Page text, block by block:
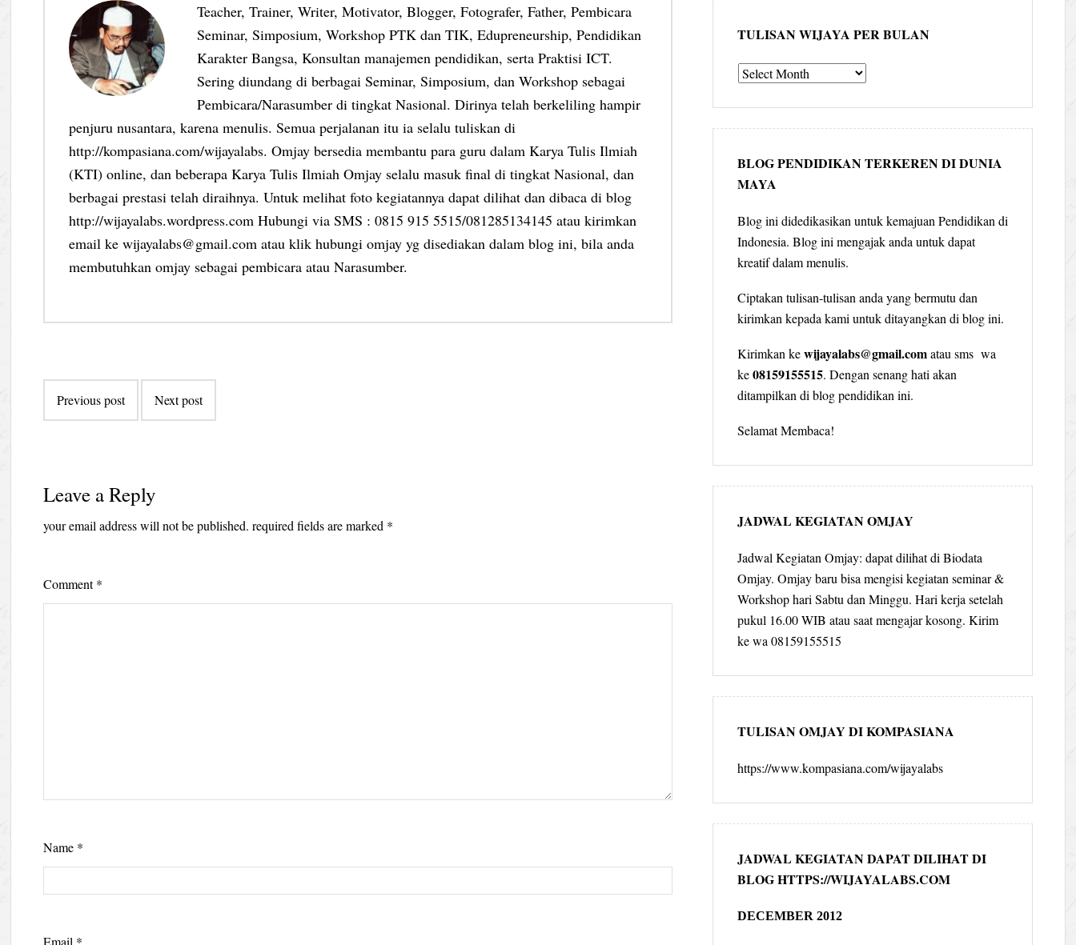
Teacher, Trainer, Writer, Motivator, Blogger, Fotografer, Father, Pembicara
Seminar, Simposium, Workshop PTK dan TIK, Edupreneurship, Pendidikan
Karakter Bangsa, Konsultan manajemen pendidikan, serta Praktisi ICT.
Sering diundang di berbagai Seminar, Simposium, dan Workshop sebagai
Pembicara/Narasumber di tingkat Nasional. Dirinya telah berkeliling hampir
penjuru nusantara, karena menulis. Semua perjalanan itu ia selalu tuliskan di
http://kompasiana.com/wijayalabs. Omjay bersedia membantu para guru dalam Karya Tulis Ilmiah
(KTI) online, dan beberapa Karya Tulis Ilmiah Omjay selalu masuk final di tingkat Nasional, dan
berbagai prestasi telah diraihnya. Untuk melihat foto kegiatannya dapat dilihat dan dibaca di blog
http://wijayalabs.wordpress.com Hubungi via SMS : 0815 915 5515/081285134145 atau kirimkan
email ke wijayalabs@gmail.com atau klik hubungi omjay yg disediakan dalam blog ini, bila anda
membutuhkan omjay sebagai pembicara atau Narasumber.
Post
navigation
Previous post Next post
Leave a Reply
your email address will not be published. required fields are marked *
Comment*
Name *
Email *
TULISAN WIJAYA PER BULAN
Tulisan
per
bulan
BLOG PENDIDIKAN TERKEREN DI DUNIA
MAYA
Blog ini didedikasikan untuk kemajuan Pendidikan di
Indonesia. Blog ini mengajak anda untuk dapat
kreatif dalam menulis.
Ciptakan tulisan-tulisan anda yang bermutu dan
kirimkan kepada kami untuk ditayangkan di blog ini.
Kirimkan kewijayalabs@gmail.comatau sms wa
ke08159155515. Dengan senang hati akan
ditampilkan di blog pendidikan ini.
Selamat Membaca!
JADWAL KEGIATAN OMJAY
Jadwal Kegiatan Omjay: dapat dilihat di Biodata
Omjay. Omjay baru bisa mengisi kegiatan seminar &
Workshop hari Sabtu dan Minggu. Hari kerja setelah
pukul 16.00 WIB atau saat mengajar kosong. Kirim
ke wa 08159155515
TULISAN OMJAY DI KOMPASIANA
https://www.kompasiana.com/wijayalabs
JADWAL KEGIATAN DAPAT DILIHAT DI
BLOG HTTPS://WIJAYALABS.COM
DECEMBER 2012